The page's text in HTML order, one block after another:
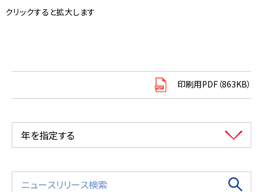
クリックすると拡大します
印刷用PDF（863KB）
年を指定する